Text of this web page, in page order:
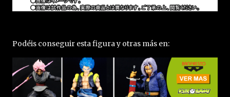
Podéis conseguir esta figura y otras más en: